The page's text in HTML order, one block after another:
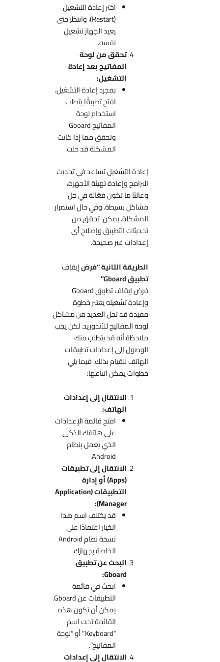
اختر إعادة التشغيل
(Restart)، وانتظر حتى
يعيد الجهاز تشغيل
نفسه.
تحقق من لوحة
المفاتيح بعد إعادة
التشغيل:
بمجرد إعادة التشغيل،
افتح تطبيقًا يتطلب
استخدام لوحة
المفاتيح Gboard
وتحقق مما إذا كانت
المشكلة قد حلت.
إعادة التشغيل تساعد في تحديث
البرامج وإعادة تهيئة الأجهزة،
وغالبًا ما تكون فعّالة في حل
مشاكل بسيطة. وفي حال استمرار
المشكلة، يمكن تحقق من
تحديثات التطبيق وإصلاح أي
إعدادات غير صحيحة.
الطريقة الثانية “فرضإيقاف
تطبيق Gboard”
فرض إيقاف تطبيق Gboard
وإعادة تشغيله يعتبر خطوة
مفيدة قد تحل العديد من مشاكل
لوحة المفاتيح للأندوريد. لكن يجب
ملاحظة أنه قد يتطلب منك
الوصول إلى إعدادات تطبيقات
الهاتف للقيام بذلك. فيما يلي
خطوات يمكن اتباعها:
الانتقال إلى إعدادات
الهاتف:
افتح قائمة الإعدادات
على هاتفك الذكي
الذي يعمل بنظام
Android.
الانتقال إلى تطبيقات
(Apps) أو إدارة
التطبيقات (Application
Manager):
قد يختلف اسم هذا
الخيار اعتمادًا على
نسخة نظام Android
الخاصة بجهازك.
البحث عن تطبيق
Gboard:
ابحث في قائمة
التطبيقات عن Gboard.
يمكن أن تكون هذه
القائمة تحت اسم
“Keyboard” أو “لوحة
المفاتيح”.
الانتقال إلى إعدادات